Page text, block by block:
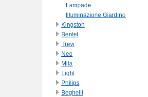
Lampade
Illuminazione Giardino
Kingston
Bentel
Trevi
Neo
Miia
Light
Philips
Beghelli